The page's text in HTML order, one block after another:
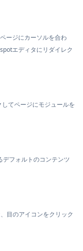
ージにカーソルを合わ
エディタにリダイレク
てページにモジュールを
デフォルトのコンテンツ
目のアイコンをクリック